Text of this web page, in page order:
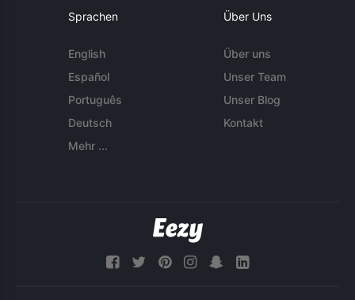
Sprachen
English
Español
Português
Deutsch
Mehr ...
Über Uns
Über uns
Unser Team
Unser Blog
Kontakt